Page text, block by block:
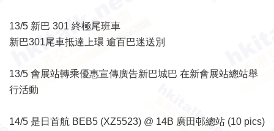
13/5 新巴 301 終極尾班車
新巴301尾車抵達上環 逾百巴迷送別
13/5 會展站轉乘優惠宣傳廣告新巴城巴 在新會展站總站舉
行活動
14/5 是日首航 BEB5 (XZ5523) @ 14B 廣田邨總站 (10 pics)